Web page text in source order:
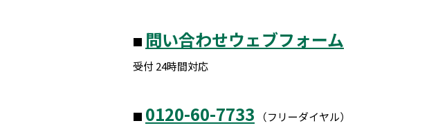
■ 問い合わせウェブフォーム
受付 24時間対応
■ 0120-60-7733 （フリーダイヤル）